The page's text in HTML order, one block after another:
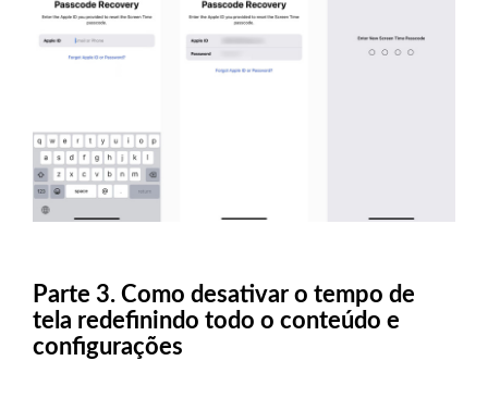
Parte 3. Como desativar o tempo de
tela redefinindo todo o conteúdo e
configurações